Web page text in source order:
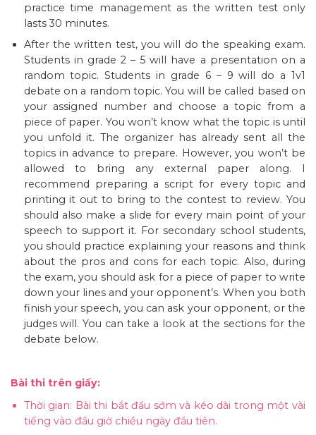
practice time management as the written test only
lasts 30 minutes.
After the written test, you will do the speaking exam.
Students in grade 2 – 5 will have a presentation on a
random topic. Students in grade 6 – 9 will do a 1v1
debate on a random topic. You will be called based on
your assigned number and choose a topic from a
piece of paper. You won’t know what the topic is until
you unfold it. The organizer has already sent all the
topics in advance to prepare. However, you won’t be
allowed to bring any external paper along. I
recommend preparing a script for every topic and
printing it out to bring to the contest to review. You
should also make a slide for every main point of your
speech to support it. For secondary school students,
you should practice explaining your reasons and think
about the pros and cons for each topic. Also, during
the exam, you should ask for a piece of paper to write
down your lines and your opponent’s. When you both
finish your speech, you can ask your opponent, or the
judges will. You can take a look at the sections for the
debate below.
Bài thi trên giấy:
Thời gian: Bài thi bắt đầu sớm và kéo dài trong một vài
tiếng vào đầu giờ chiều ngày đầu tiên.